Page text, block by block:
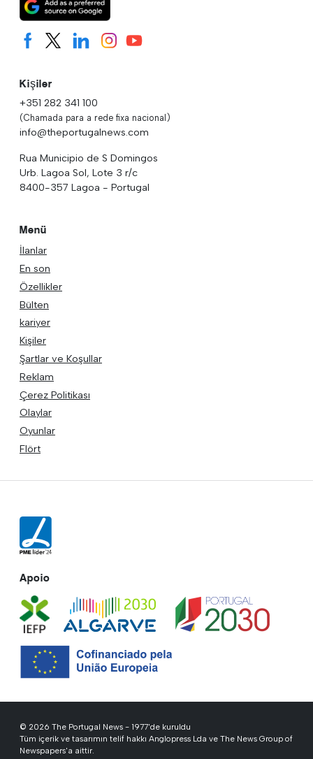
Kişiler
+351 282 341 100
(Chamada para a rede fixa nacional)
info@theportugalnews.com
Rua Municipio de S Domingos
Urb. Lagoa Sol, Lote 3 r/c
8400-357 Lagoa - Portugal
Menü
İlanlar
En son
Özellikler
Bülten
kariyer
Kişiler
Şartlar ve Koşullar
Reklam
Çerez Politikası
Olaylar
Oyunlar
Flört
Apoio
© 2026 The Portugal News - 1977'de kuruldu
Tüm içerik ve tasarımın telif hakkı Anglopress Lda ve The News Group of
Newspapers'a aittir.